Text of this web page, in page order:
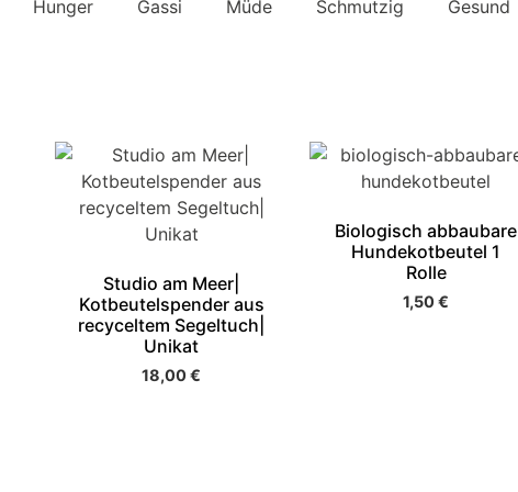
Hunger Gassi Müde Schmutzig Gesund
Studio am Meer|
Kotbeutelspender aus
recyceltem Segeltuch|
Unikat
18,00€
Biologisch abbaubare
Hundekotbeutel 1
Rolle
1,50€